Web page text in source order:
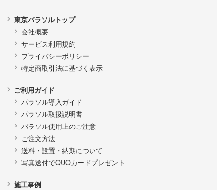
東京パラソルトップ
会社概要
サービス利用規約
プライバシーポリシー
特定商取引法に基づく表示
ご利用ガイド
パラソル導入ガイド
パラソル取扱説明書
パラソル使用上のご注意
ご注文方法
送料・設置・納期について
写真送付でQUOカードプレゼント
施工事例